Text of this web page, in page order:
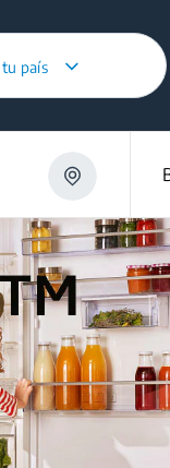
tu país